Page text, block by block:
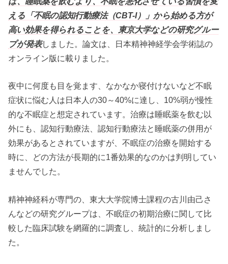
える「不眠の認知行動療法（CBT-I）」から始める方が
高い効果を得られることを、東京大学などの研究グルー
プが発表しました。論文は、日本精神神経学会学術誌の
オンライン版に載りました。
夜中に何度も目を覚ます、なかなか寝付けないなど不眠
症状に悩む人は日本人の30～40%に達し、10%弱が慢性
的な不眠症と想定されています。治療は睡眠薬を飲む以
外にも、認知行動療法、認知行動療法と睡眠薬の併用が
効果があるとされていますが、不眠症の治療を開始する
時に、どの方法が長期的に1番効果的なのかは判明してい
ませんでした。
精神神経科が専門の、東大大学院博士課程の古川由己さ
んなどの研究グループは、不眠症の初期治療に関して比
較した臨床試験を網羅的に調査し、統計的に分析しまし
た。